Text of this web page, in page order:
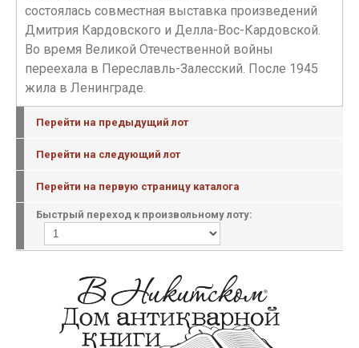
состоялась совместная выставка произведений
Дмитрия Кардовского и Делла-Вос-Кардовской.
Во время Великой Отечественной войны
переехала в Переславль-Залесский. После 1945
жила в Ленинграде.
Перейти на предыдущий лот
Перейти на следующий лот
Перейти на первую страницу каталога
Быстрый переход к произвольному лоту: